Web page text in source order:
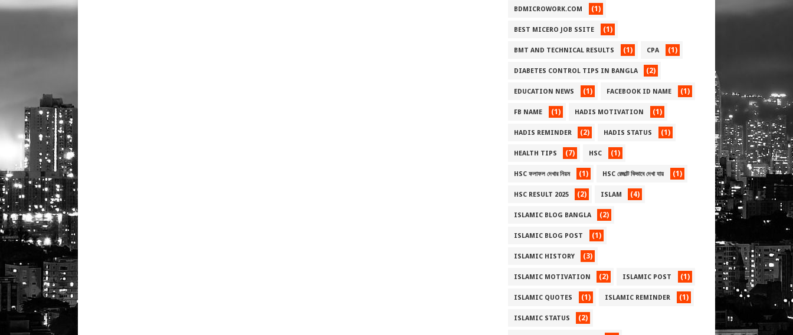
BDMICROWORK.COM (1)
BEST MICERO JOB SSITE (1)
BMT AND TECHNICAL RESULTS (1) CPA (1)
DIABETES CONTROL TIPS IN BANGLA (2)
EDUCATION NEWS (1) FACEBOOK ID NAME (1)
FB NAME (1) HADIS MOTIVATION (1)
HADIS REMINDER (2) HADIS STATUS (1)
HEALTH TIPS (7) HSC (1)
HSC ফলাফল দেখার নিয়ম (1) HSC রেজাল্ট কিভাবে দেখা যায় (1)
HSC RESULT 2025 (2) ISLAM (4)
ISLAMIC BLOG BANGLA (2)
ISLAMIC BLOG POST (1)
ISLAMIC HISTORY (3)
ISLAMIC MOTIVATION (2) ISLAMIC POST (1)
ISLAMIC QUOTES (1) ISLAMIC REMINDER (1)
ISLAMIC STATUS (2)